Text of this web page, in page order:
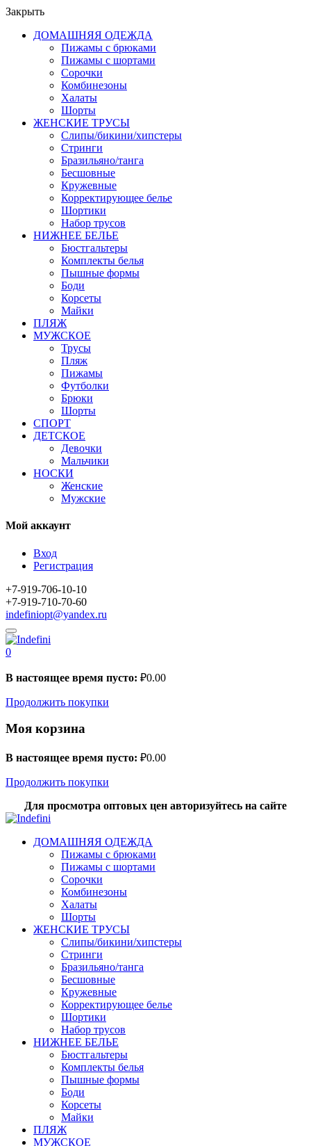
Закрыть
ДОМАШНЯЯ ОДЕЖДА
Пижамы с брюками
Пижамы с шортами
Сорочки
Комбинезоны
Халаты
Шорты
ЖЕНСКИЕ ТРУСЫ
Слипы/бикини/хипстеры
Стринги
Бразильяно/танга
Бесшовные
Кружевные
Корректирующее белье
Шортики
Набор трусов
НИЖНЕЕ БЕЛЬЕ
Бюстгальтеры
Комплекты белья
Пышные формы
Боди
Корсеты
Майки
ПЛЯЖ
МУЖСКОЕ
Трусы
Пляж
Пижамы
Футболки
Брюки
Шорты
СПОРТ
ДЕТСКОЕ
Девочки
Мальчики
НОСКИ
Женские
Мужские
Мой аккаунт
Вход
Регистрация
+7-919-706-10-10
+7-919-710-70-60
indefiniopt@yandex.ru
0
В настоящее время пусто: ₽0.00
Продолжить покупки
Моя корзина
В настоящее время пусто: ₽0.00
Продолжить покупки
Для просмотра оптовых цен авторизуйтесь на сайте
ДОМАШНЯЯ ОДЕЖДА
Пижамы с брюками
Пижамы с шортами
Сорочки
Комбинезоны
Халаты
Шорты
ЖЕНСКИЕ ТРУСЫ
Слипы/бикини/хипстеры
Стринги
Бразильяно/танга
Бесшовные
Кружевные
Корректирующее белье
Шортики
Набор трусов
НИЖНЕЕ БЕЛЬЕ
Бюстгальтеры
Комплекты белья
Пышные формы
Боди
Корсеты
Майки
ПЛЯЖ
МУЖСКОЕ